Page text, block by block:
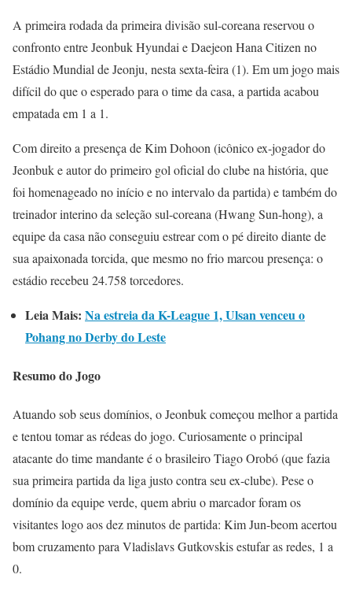
A primeira rodada da primeira divisão sul-coreana reservou o
confronto entre Jeonbuk Hyundai e Daejeon Hana Citizen no
Estádio Mundial de Jeonju, nesta sexta-feira (1). Em um jogo mais
difícil do que o esperado para o time da casa, a partida acabou
empatada em 1 a 1.
Com direito a presença de Kim Dohoon (icônico ex-jogador do
Jeonbuk e autor do primeiro gol oficial do clube na história, que
foi homenageado no início e no intervalo da partida) e também do
treinador interino da seleção sul-coreana (Hwang Sun-hong), a
equipe da casa não conseguiu estrear com o pé direito diante de
sua apaixonada torcida, que mesmo no frio marcou presença: o
estádio recebeu 24.758 torcedores.
Leia Mais: Na estreia da K-League 1, Ulsan venceu o
Pohang no Derby do Leste
Resumo do Jogo
Atuando sob seus domínios, o Jeonbuk começou melhor a partida
e tentou tomar as rédeas do jogo. Curiosamente o principal
atacante do time mandante é o brasileiro Tiago Orobó (que fazia
sua primeira partida da liga justo contra seu ex-clube). Pese o
domínio da equipe verde, quem abriu o marcador foram os
visitantes logo aos dez minutos de partida: Kim Jun-beom acertou
bom cruzamento para Vladislavs Gutkovskis estufar as redes, 1 a
0.